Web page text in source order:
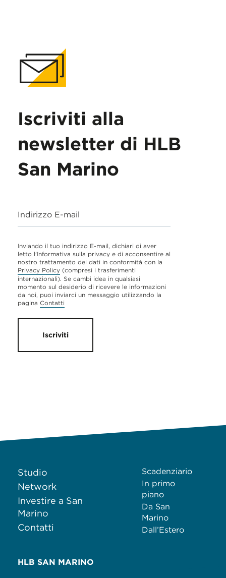
Iscriviti alla
newsletter di HLB
San Marino
Indirizzo E-mail
Inviando il tuo indirizzo E-mail, dichiari di aver
letto l'Informativa sulla privacy e di acconsentire al
nostro trattamento dei dati in conformità con la
Privacy Policy (compresi i trasferimenti
internazionali). Se cambi idea in qualsiasi
momento sul desiderio di ricevere le informazioni
da noi, puoi inviarci un messaggio utilizzando la
pagina Contatti
Iscriviti
Studio
Network
Investire a San
Marino
Contatti
Scadenziario
In primo
piano
Da San
Marino
Dall’Estero
HLB SAN MARINO